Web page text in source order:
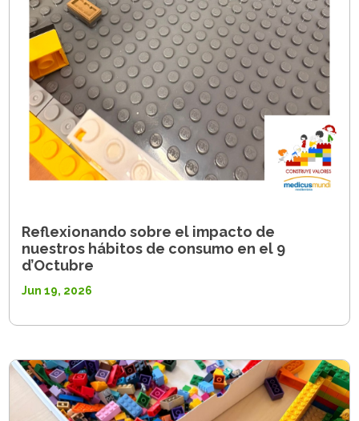
Reflexionando sobre el impacto de
nuestros hábitos de consumo en el 9
d’Octubre
Jun 19, 2026